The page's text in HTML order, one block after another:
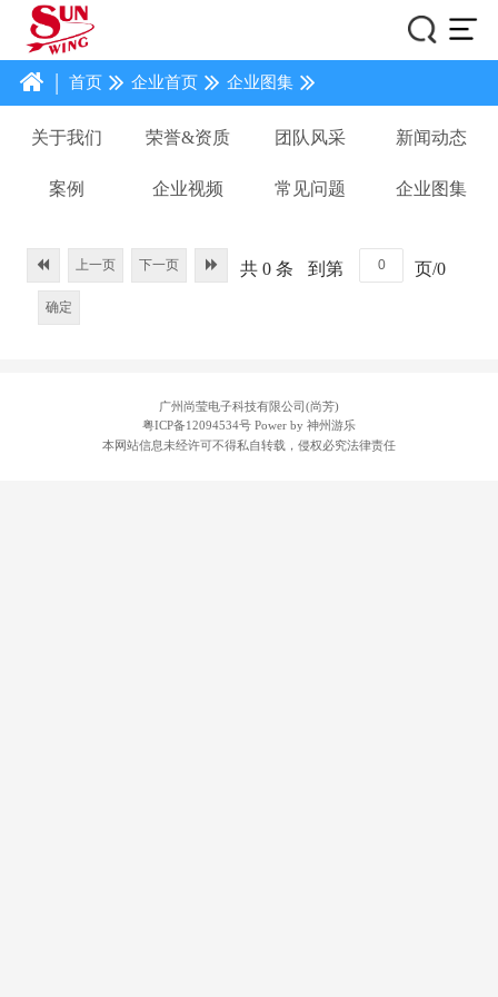
| 首页 企业首页 企业图集
关于我们 荣誉&资质 团队风采 新闻动态
案例 企业视频 常见问题 企业图集
上一页 下一页 共 0 条 到第 页/0
确定
广州尚莹电子科技有限公司(尚芳)
粤ICP备12094534号 Power by 神州游乐
本网站信息未经许可不得私自转载，侵权必究法律责任